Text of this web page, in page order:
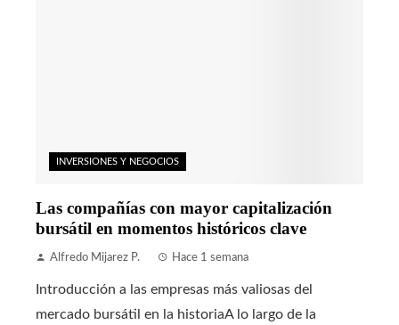
INVERSIONES Y NEGOCIOS
Las compañías con mayor capitalización
bursátil en momentos históricos clave
Alfredo Mijarez P. Hace 1 semana
Introducción a las empresas más valiosas del
mercado bursátil en la historiaA lo largo de la